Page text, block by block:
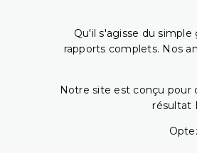
Qu'il s'agisse du
rapports complets. Nos
Notre site est conçu pour
résultat